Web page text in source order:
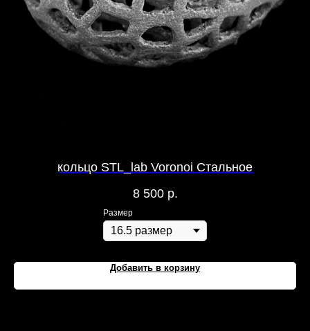
кольцо STL_lab Voronoi Стальное
8 500 р.
Размер
Добавить в корзину